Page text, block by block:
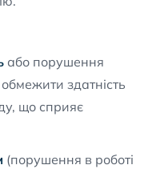
або порушення
здатність
що сприяє
(порушення в роботі